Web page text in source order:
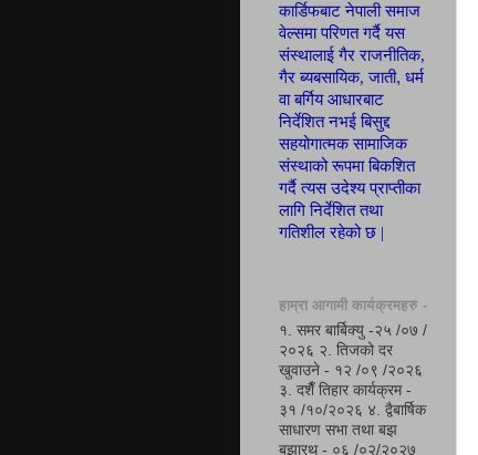
कार्डिफबाट नेपाली समाज
वेल्समा परिणतगर्दै यस
संस्थालाई गैर राजनीतिक,
गैर ब्यबसायिक, जाती, धर्म
वा बर्गिय आधारबाट
निर्देशित नभई बिसुद्द
सहयोगात्मक सामाजिक
संस्थाको रूपमाबिकशित
गर्दै त्यस उदेश्यप्राप्तीका
लागि निर्देशित तथा
गतिशील रहेको छ |
हाम्रा आगामी कार्यक्रमहरु -
१. समर बार्बिक्यु -२५ /०७ /
२०२६ २. तिजको दर
खुवाउने - १२ /०९ /२०२६
३. दशैँ तिहार कार्यक्रम -
३१ /१०/२०२६ ४. द्वैबार्षिक
साधारण सभा तथा बझ
बुझारथ - ०६ /०२/२०२७